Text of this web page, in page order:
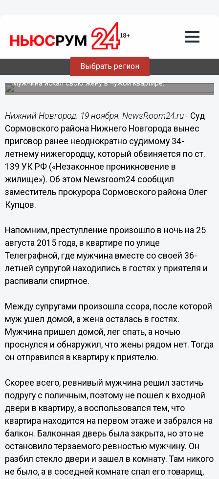
Выбрать регион
19.11.201517:52
Ревнивого нижегородца осудили за
незаконное проникновение в жилище
Мужчина искал свою жену в чужой квартире.
Нижний Новгород. 19 ноября. NewsRoom24.ru - Суд
Сормовского района Нижнего Новгорода вынес
приговор ранее неоднократно судимому 34-
летнему нижегородцу, который обвиняется по ст.
139 УК РФ («Незаконное проникновение в
жилище»). Об этом Newsroom24 сообщил
заместитель прокурора Сормовского района Олег
Купцов.
Напомним, преступление произошло в ночь на 25
августа 2015 года, в квартире по улице
Телеграфной, где мужчина вместе со своей 36-
летней супругой находились в гостях у приятеля и
распивали спиртное.
Между супругами произошла ссора, после которой
муж ушел домой, а жена осталась в гостях.
Мужчина пришел домой, лег спать, а ночью
проснулся и обнаружил, что жены рядом нет. Тогда
он отправился в квартиру к приятелю.
Скорее всего, ревнивый мужчина решил застичь
подругу с поличным, поэтому не пошел к входной
двери в квартиру, а воспользовался тем, что
квартира находится на первом этаже и забрался на
балкон. Балконная дверь была закрыта, но это не
остановило терзаемого ревностью мужчину. Он
разбил стекло двери и зашел в комнату. Там никого
не было, а в соседней комнате спал его товарищ,